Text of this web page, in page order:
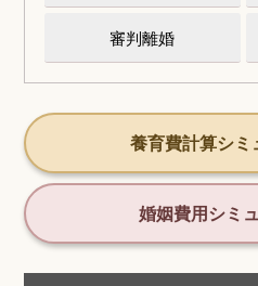
審判離婚
養育費計算シミ
婚姻費用シミ